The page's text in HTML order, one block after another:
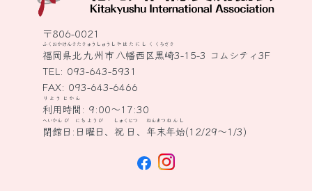
〒806-0021
福岡県
ふくおかけん
北九州市
きたきゅうしゅうし
八幡西区
やはたにしく
黒崎
くろさき
3-15-3 コムシティ3F
TEL: 093-643-5931
FAX: 093-643-6466
利用
りよう
時間
じかん
: 9:00～17:30
閉館
へいかん
日
び
: 日曜日
にちようび
、 祝日
しゅくじつ
、 年末
ねんまつ
年始
ねんし
(12/29～1/3)